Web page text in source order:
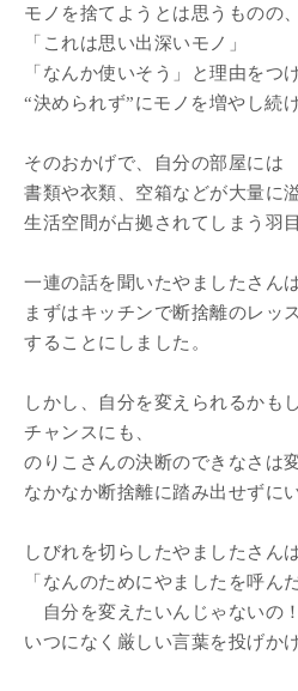
モノを捨てようとは思うものの、
「これは思い出深いモノ」
「なんか使いそう」と理由をつ
“決められず”にモノを増やし続
そのおかげで、自分の部屋には
書類や衣類、空箱などが大量に溢
生活空間が占拠されてしまう羽
一連の話を聞いたやましたさんは
まずはキッチンで断捨離のレッ
することにしました。
しかし、自分を変えられるかも
チャンスにも、
のりこさんの決断のできなさは
なかなか断捨離に踏み出せずに
しびれを切らしたやましたさんは
「なんのためにやましたを呼ん
自分を変えたいんじゃないの
いつになく厳しい言葉を投げか